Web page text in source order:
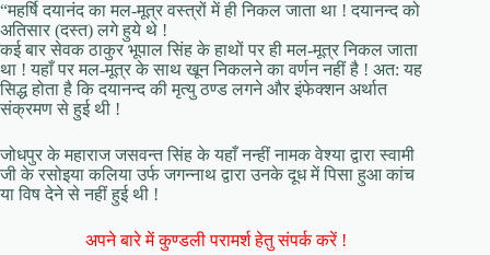
“महर्षि दयानंद का मल-मूत्र वस्त्रों में ही निकल जाता था ! दयानन्द को
अतिसार (दस्त) लगे हुये थे !
कई बार सेवक ठाकुर भूपाल सिंह के हाथों पर ही मल-मूत्र निकल जाता
था ! यहाँ पर मल-मूत्र के साथ खून निकलने का वर्णन नहीं है ! अत: यह
सिद्ध होता है कि दयानन्द की मृत्यु ठण्ड लगने और इंफेक्शन अर्थात
संक्रमण से हुई थी !
जोधपुर के महाराज जसवन्त सिंह के यहाँ नन्हीं नामक वेश्या द्वारा स्वामी
जी के रसोइया कलिया उर्फ जगन्नाथ द्वारा उनके दूध में पिसा हुआ कांच
या विष देने से नहीं हुई थी !
अपने बारे में कुण्डली परामर्श हेतु संपर्क करें !